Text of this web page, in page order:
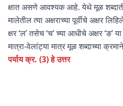
क्षात असणे आवश्यक आहे. येथे मूळ
मालेतील त्या अक्षराच्या पूर्वीचे अक्षर
क्षर ‘ल’ तसेच ‘च’ च्या आधीचे अक्षर ‘ङ’
मात्रा-वेलांट्या मात्र मूळ शब्दाच्या
पर्याय क्र. (3) हे उत्तर